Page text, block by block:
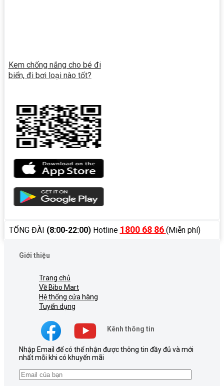
Kem chống nắng cho bé đi
biển, đi bơi loại nào tốt?
TỔNG ĐÀI (8:00-22:00)Hotline 1800 68 86 (Miễn phí)
Giới thiệu
Trang chủ
Về Bibo Mart
Hệ thống cửa hàng
Tuyển dụng
Kênh thông tin
Nhập Email để có thể nhận được thông tin đầy đủ và mới
nhất mỗi khi có khuyến mãi